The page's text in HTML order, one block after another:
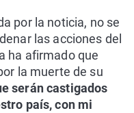
por la noticia, no se
las acciones del
ha afirmado que
la muerte de su
serán castigados
país, con mi